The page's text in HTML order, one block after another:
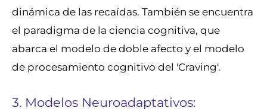
dinámica de las recaídas. También se encuentra
el paradigma de la ciencia cognitiva, que
abarca el modelo de doble afecto y el modelo
de procesamiento cognitivo del 'Craving'.
3. Modelos Neuroadaptativos: